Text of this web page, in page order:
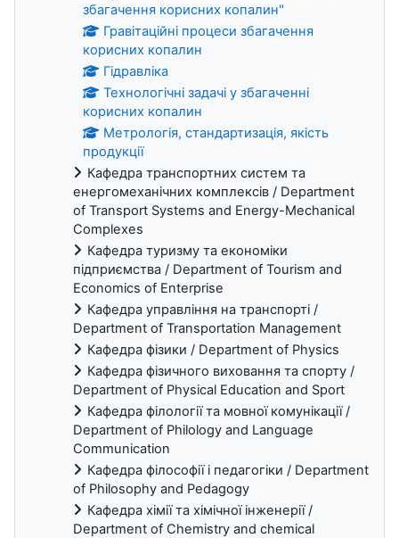
збагачення корисних копалин"
Гравітаційні процеси збагачення
корисних копалин
Гідравліка
Технологічні задачі у збагаченні
корисних копалин
Метрологія, стандартизація, якість
продукції
Кафедра транспортних систем та
енергомеханічних комплексів / Department
of Transport Systems and Energy-Mechanical
Complexes
Кафедра туризму та економіки
підприємства / Department of Tourism and
Economics of Enterprise
Кафедра управління на транспорті /
Department of Transportation Management
Кафедра фізики / Department of Physics
Кафедра фізичного виховання та спорту /
Department of Physical Education and Sport
Кафедра філології та мовної комунікації /
Department of Philology and Language
Communication
Кафедра філософії і педагогіки / Department
of Philosophy and Pedagogy
Кафедра хімії та хімічної інженерії /
Department of Chemistry and chemical